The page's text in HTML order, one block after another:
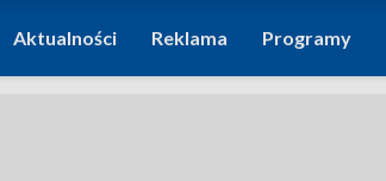
Aktualności Reklama Programy